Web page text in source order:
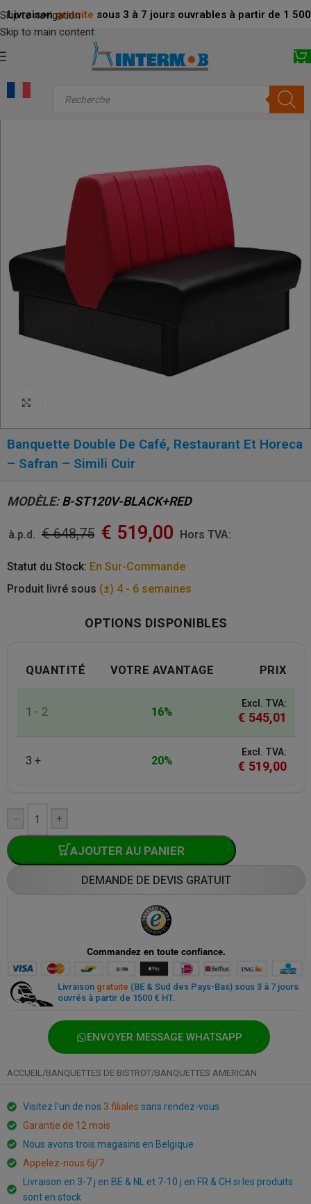
Skip to navigation
Skip to main content
Livraison gratuite sous 3 à 7 jours ouvrables à partir de 1
Banquette Double De Café, Restaurant Et Horeca
– Safran – Simili Cuir
MODÈLE:B-ST120V-BLACK+RED
à.p.d. €648,75 € 519,00 Hors TVA:
Statut du Stock: En Sur-Commande
Produit livré sous (±) 4 - 6 semaines
OPTIONS DISPONIBLES
QUANTITÉ VOTRE AVANTAGE PRIX
1 - 2 16%
Excl. TVA:
€ 545,01
3 + 20%
Excl. TVA:
€ 519,00
- +
AJOUTER AU PANIER
DEMANDE DE DEVIS GRATUIT
Paiement sécurisé partout et à tout moment
Livraison gratuite (BE & Sud des Pays-Bas) sous 3 à 7 jours
ouvrés à partir de 1500 € HT.
ENVOYER MESSAGE WHATSAPP
ACCUEIL/BANQUETTES DE BISTROT/BANQUETTES AMERICAN
Visitez l’un de nos 3 filiales sans rendez-vous
Garantie de 12 mois
Nous avons trois magasins en Belgique
Appelez-nous 6j/7
Livraison en 3-7 j en BE & NL et 7-10 j en FR & CH si les produits
sont en stock